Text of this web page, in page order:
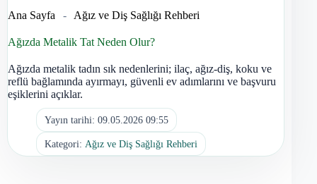
Ana Sayfa - Ağız ve Diş Sağlığı Rehberi
Ağızda Metalik Tat Neden Olur?
Ağızda metalik tadın sık nedenlerini; ilaç, ağız-diş, koku ve
reflü bağlamında ayırmayı, güvenli ev adımlarını ve başvuru
eşiklerini açıklar.
Yayın tarihi: 09.05.2026 09:55
Kategori: Ağız ve Diş Sağlığı Rehberi